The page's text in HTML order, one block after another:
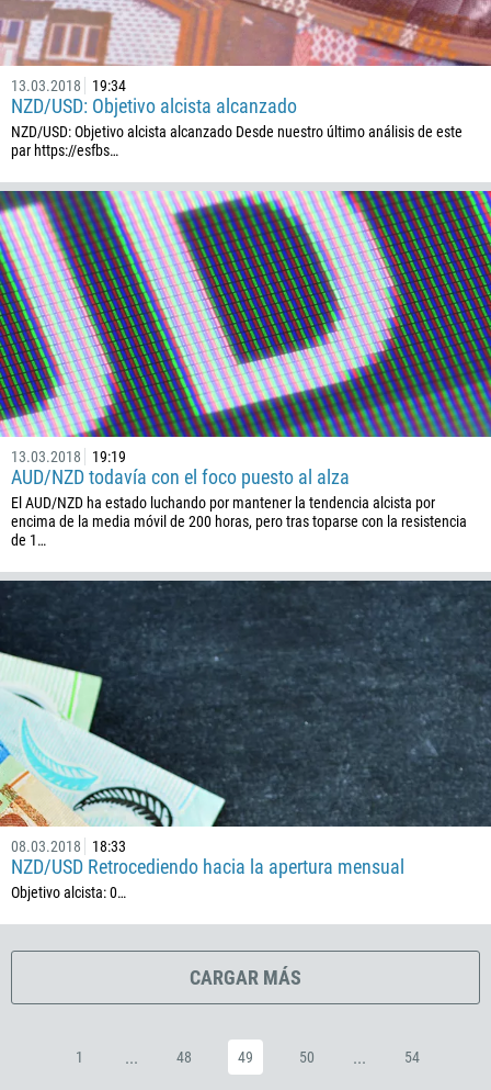
13.03.2018 19:34
NZD/USD: Objetivo alcista alcanzado
NZD/USD: Objetivo alcista alcanzado Desde nuestro último análisis de este
par https://esfbs…
13.03.2018 19:19
AUD/NZD todavía con el foco puesto al alza
El AUD/NZD ha estado luchando por mantener la tendencia alcista por
encima de la media móvil de 200 horas, pero tras toparse con la resistencia
de 1…
08.03.2018 18:33
NZD/USD Retrocediendo hacia la apertura mensual
Objetivo alcista: 0…
CARGAR MÁS
1 ... 48 49 50 ... 54
855
237
1
238
236
235
56
86
61
61
57
269
242
243
506
225
53
357
420
253
1809
593
240
372